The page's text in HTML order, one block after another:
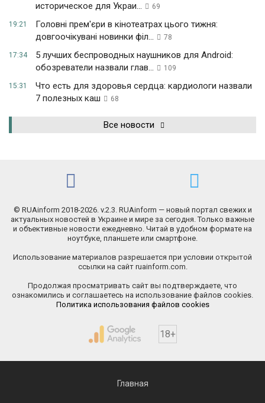
историческое для Украи...
69
19:21
Головні прем'єри в кінотеатрах цього тижня:
довгоочікувані новинки філ...
78
17:34
5 лучших беспроводных наушников для Android:
обозреватели назвали глав...
109
15:31
Что есть для здоровья сердца: кардиологи назвали
7 полезных каш
68
Все новости
© RUAinform 2018-2026. v.2.3. RUAinform — новый портал свежих и
актуальных новостей в Украине и мире за сегодня. Только важные
и объективные новости ежедневно. Читай в удобном формате на
ноутбуке, планшете или смартфоне.
Использование материалов разрешается при условии открытой
ссылки на сайт ruainform.com.
Продолжая просматривать сайт вы подтверждаете, что
ознакомились и соглашаетесь на использование файлов cookies.
Политика использования файлов cookies
18+
Главная